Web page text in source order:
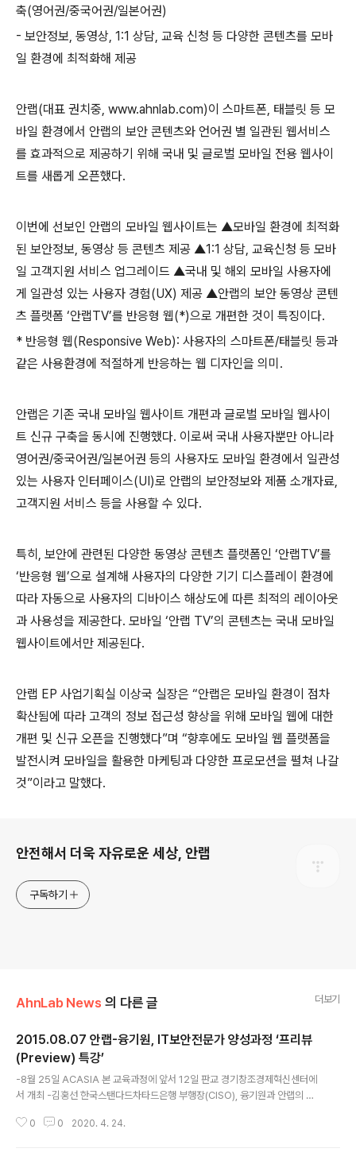
축(영어권/중국어권/일본어권)
- 보안정보, 동영상, 1:1 상담, 교육 신청 등 다양한 콘텐츠를 모바
일 환경에 최적화해 제공
안랩(대표 권치중, www.ahnlab.com)이 스마트폰, 태블릿 등 모
바일 환경에서 안랩의 보안 콘텐츠와 언어권 별 일관된 웹서비스
를 효과적으로 제공하기 위해 국내 및 글로벌 모바일 전용 웹사이
트를 새롭게 오픈했다.
이번에 선보인 안랩의 모바일 웹사이트는 ▲모바일 환경에 최적화
된 보안정보, 동영상 등 콘텐츠 제공 ▲1:1 상담, 교육신청 등 모바
일 고객지원 서비스 업그레이드 ▲국내 및 해외 모바일 사용자에
게 일관성 있는 사용자 경험(UX) 제공 ▲안랩의 보안 동영상 콘텐
츠 플랫폼 ‘안랩TV’를 반응형 웹(*)으로 개편한 것이 특징이다.
* 반응형 웹(Responsive Web): 사용자의 스마트폰/태블릿 등과
같은 사용환경에 적절하게 반응하는 웹 디자인을 의미.
안랩은 기존 국내 모바일 웹사이트 개편과 글로벌 모바일 웹사이
트 신규 구축을 동시에 진행했다. 이로써 국내 사용자뿐만 아니라
영어권/중국어권/일본어권 등의 사용자도 모바일 환경에서 일관성
있는 사용자 인터페이스(UI)로 안랩의 보안정보와 제품 소개자료,
고객지원 서비스 등을 사용할 수 있다.
특히, 보안에 관련된 다양한 동영상 콘텐츠 플랫폼인 ‘안랩TV’를
‘반응형 웹’으로 설계해 사용자의 다양한 기기 디스플레이 환경에
따라 자동으로 사용자의 디바이스 해상도에 따른 최적의 레이아웃
과 사용성을 제공한다. 모바일 ‘안랩 TV’의 콘텐츠는 국내 모바일
웹사이트에서만 제공된다.
안랩 EP 사업기획실 이상국 실장은 “안랩은 모바일 환경이 점차
확산됨에 따라 고객의 정보 접근성 향상을 위해 모바일 웹에 대한
개편 및 신규 오픈을 진행했다”며 “향후에도 모바일 웹 플랫폼을
발전시켜 모바일을 활용한 마케팅과 다양한 프로모션을 펼쳐 나갈
것”이라고 말했다.
안전해서 더욱 자유로운 세상, 안랩
구독하기
AhnLab News 의 다른 글 더보기
2015.08.07 안랩-융기원, IT보안전문가 양성과정 ‘프리뷰
(Preview) 특강’
-8월 25일 ACASIA 본 교육과정에 앞서 12일 판교 경기창조경제혁신센터에
서 개최 -김홍선 한국스탠다드차타드은행 부행장(CISO), 융기원과 안랩의 보
하 융기원)과 안랩(대표 권치중, http://www.ahnlab.com)이 8월 12일 오전
0 0 2020. 4. 24.